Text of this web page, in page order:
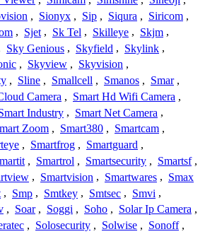
, Sionyx , Sip , Siqura , Siricom ,
, Sjet , Sk Tel , Skilleye , Skjm ,
Sky Genious , Skyfield , Skylink ,
, Skyview , Skyvision ,
, Sline , Smallcell , Smanos , Smar ,
Camera , Smart Hd Wifi Camera ,
Industry , Smart Net Camera ,
Zoom , Smart380 , Smartcam ,
, Smartfrog , Smartguard ,
, Smartrol , Smartsecurity , Smartsf ,
, Smartvision , Smartwares , Smax
, Smp , Smtkey , Smtsec , Smvi ,
, Soar , Soggi , Soho , Solar Ip Camera ,
, Solosecurity , Solwise , Sonoff ,